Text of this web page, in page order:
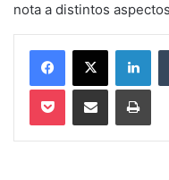
nota a distintos
Facebook
X
Pocket Compartir via email